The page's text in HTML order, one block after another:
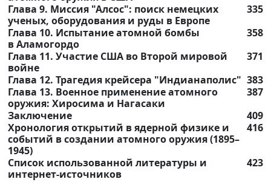
Глава 9. Миссия "Алсос": поиск немецких
ученых, оборудования и руды в Европе
335
Глава 10. Испытание атомной бомбы
в Аламогордо
358
Глава 11. Участие США во Второй мировой
войне
371
Глава 12. Трагедия крейсера "Индианаполис" 383
Глава 13. Военное применение атомного
оружия: Хиросима и Нагасаки
387
Заключение
409
Хронология открытий в ядерной физике и
событий в создании атомного оружия (1895–
1945)
416
Список использованной литературы и
интернет-источников
423